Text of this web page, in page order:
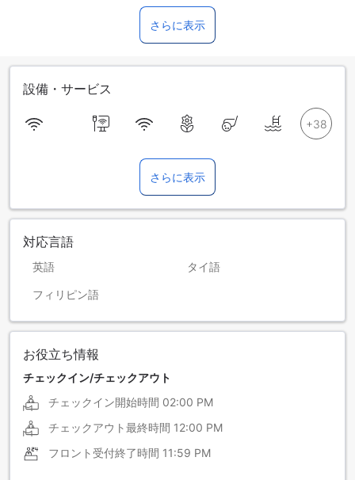
さらに表示
設備・サービス
さらに表示
対応言語
英語 タイ語
フィリピン語
お役立ち情報
チェックイン/チェックアウト
チェックイン開始時間 02:00 PM
チェックアウト最終時間 12:00 PM
フロント受付終了時間 11:59 PM